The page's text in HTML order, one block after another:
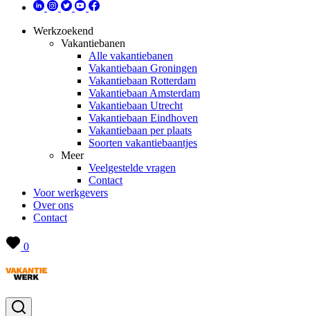
Werkzoekend
Vakantiebanen
Alle vakantiebanen
Vakantiebaan Groningen
Vakantiebaan Rotterdam
Vakantiebaan Amsterdam
Vakantiebaan Utrecht
Vakantiebaan Eindhoven
Vakantiebaan per plaats
Soorten vakantiebaantjes
Meer
Veelgestelde vragen
Contact
Voor werkgevers
Over ons
Contact
0